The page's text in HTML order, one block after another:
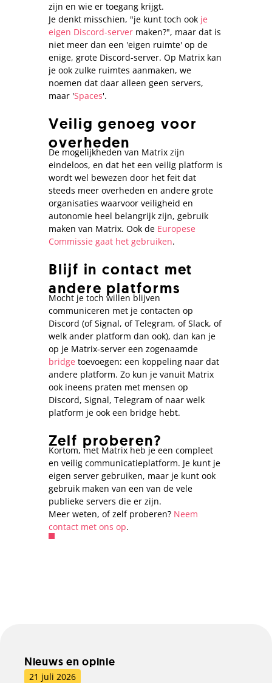
zijn en wie er toegang krijgt.
Je denkt misschien, "je kunt toch ook je
eigen Discord-server maken?", maar dat is
niet meer dan een 'eigen ruimte' op de
enige, grote Discord-server. Op Matrix kan
je ook zulke ruimtes aanmaken, we
noemen dat daar alleen geen servers,
maar 'Spaces'.
Veilig genoeg voor
overheden
De mogelijkheden van Matrix zijn
eindeloos, en dat het een veilig platform is
wordt wel bewezen door het feit dat
steeds meer overheden en andere grote
organisaties waarvoor veiligheid en
autonomie heel belangrijk zijn, gebruik
maken van Matrix. Ook de Europese
Commissie gaat het gebruiken.
Blijf in contact met
andere platforms
Mocht je toch willen blijven
communiceren met je contacten op
Discord (of Signal, of Telegram, of Slack, of
welk ander platform dan ook), dan kan je
op je Matrix-server een zogenaamde
bridge toevoegen: een koppeling naar dat
andere platform. Zo kun je vanuit Matrix
ook ineens praten met mensen op
Discord, Signal, Telegram of naar welk
platform je ook een bridge hebt.
Zelf proberen?
Kortom, met Matrix heb je een compleet
en veilig communicatieplatform. Je kunt je
eigen server gebruiken, maar je kunt ook
gebruik maken van een van de vele
publieke servers die er zijn.
Meer weten, of zelf proberen? Neem
contact met ons op.
Nieuws en opinie
21 juli 2026